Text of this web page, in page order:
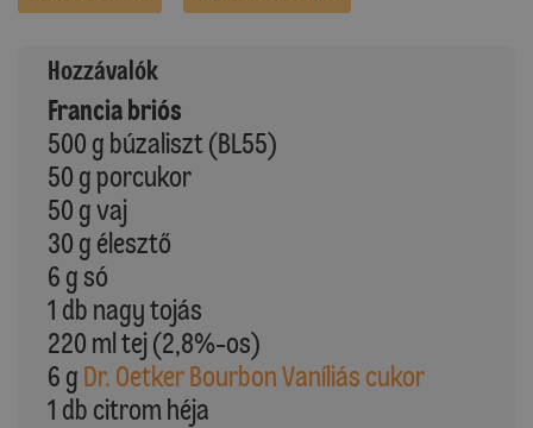
Hozzávalók
Francia briós
500 g búzaliszt (BL55)
50 g porcukor
50 g vaj
30 g élesztő
6 g só
1 db nagy tojás
220 ml tej (2,8%-os)
6 g Dr. Oetker Bourbon Vaníliás cukor
1 db citrom héja